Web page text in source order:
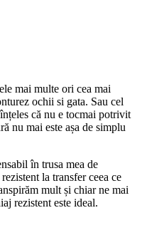
mai multe ori cea mai
ochii si gata. Sau cel
că nu e tocmai potrivit
nu mai este așa de simplu
în trusa mea de
la transfer ceea ce
mult și chiar ne mai
rezistent este ideal.